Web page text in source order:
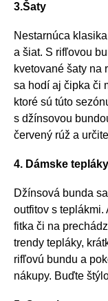
3.Šaty
Nestarnúca
a šiat. S rifľovou
kvetované šaty na
sa hodí aj čipka či
ktoré sú túto
s džínsovou
červený rúž a
4. Dámske tepláky
Džínsová bunda
outfitov s teplákmi.
fitka či na
trendy tepláky,
rifľovú bundu a
nákupy. Buďte